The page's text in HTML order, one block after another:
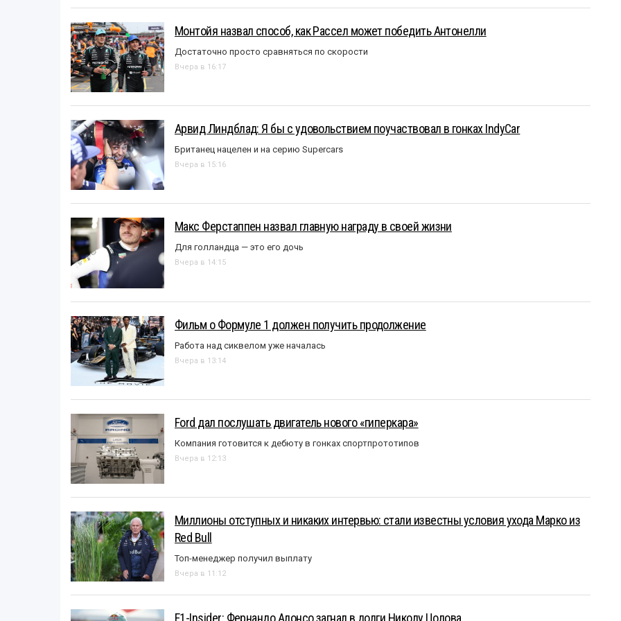
Монтойя назвал способ, как Рассел может победить Антонелли
Достаточно просто сравняться по скорости
Вчера в 16:17
Арвид Линдблад: Я бы с удовольствием поучаствовал в гонках IndyCar
Британец нацелен и на серию Supercars
Вчера в 15:16
Макс Ферстаппен назвал главную награду в своей жизни
Для голландца — это его дочь
Вчера в 14:15
Фильм о Формуле 1 должен получить продолжение
Работа над сиквелом уже началась
Вчера в 13:14
Ford дал послушать двигатель нового «гиперкара»
Компания готовится к дебюту в гонках спортпрототипов
Вчера в 12:13
Миллионы отступных и никаких интервью: стали известны условия ухода Марко из
Red Bull
Топ-менеджер получил выплату
Вчера в 11:12